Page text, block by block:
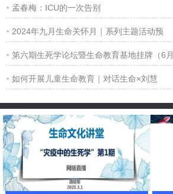
孟春梅：ICU的一次告别
2024年九月生命关怀月｜系列主题活动预
第六期生死学论坛暨生命教育基地挂牌（6月
如何开展儿童生命教育｜对话生命×刘慧